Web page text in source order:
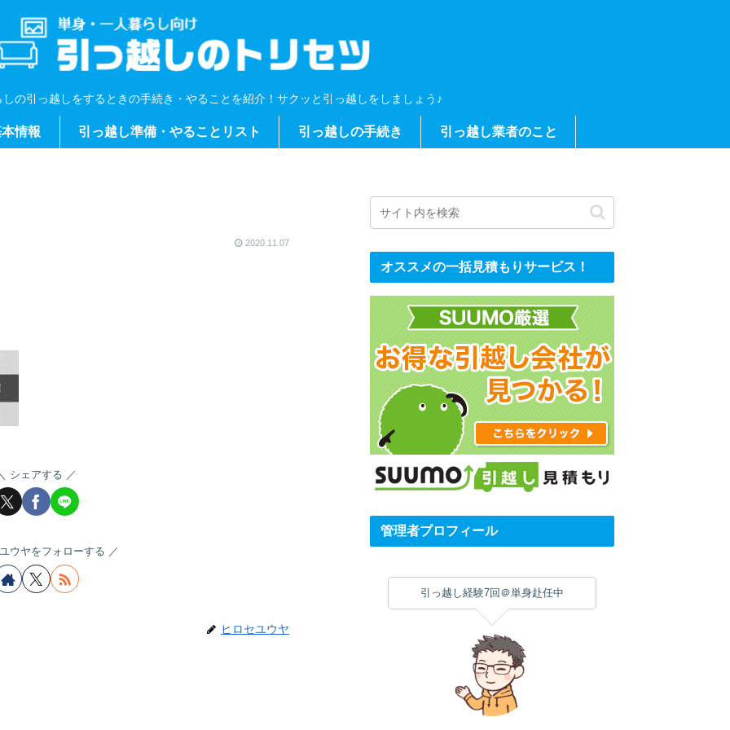
の引っ越しをするときの手続き・やることを紹介！サクッと引っ越しをしましょう♪
情報 引っ越し準備・やることリスト 引っ越しの手続き 引っ越し業者のこと
2020.11.07
シェアする
ウヤをフォローする
ヒロセユウヤ
オススメの一括見積もりサービス！
管理者プロフィール
引っ越し経験7回＠単身赴任中